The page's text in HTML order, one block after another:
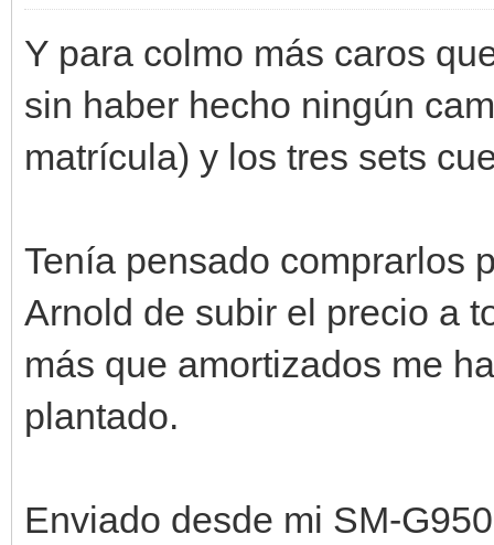
Y para colmo más caros
sin haber hecho ningún
matrícula) y los tres sets
Tenía pensado comprarlos
Arnold de subir el precio a
más que amortizados me
plantado.
Enviado desde mi SM-